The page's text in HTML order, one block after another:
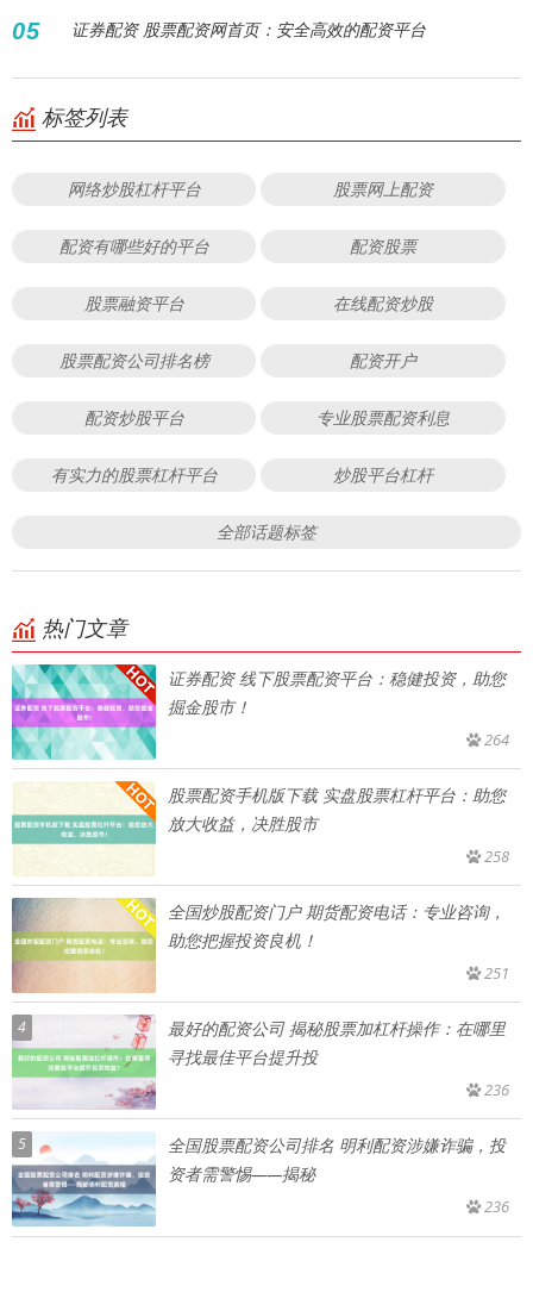
05 证券配资 股票配资网首页：安全高效的配资平台
标签列表
网络炒股杠杆平台 股票网上配资
配资有哪些好的平台 配资股票
股票融资平台 在线配资炒股
股票配资公司排名榜 配资开户
配资炒股平台 专业股票配资利息
有实力的股票杠杆平台 炒股平台杠杆
全部话题标签
热门文章
证券配资 线下股票配资平台：稳健投资，助您
掘金股市！
264
股票配资手机版下载 实盘股票杠杆平台：助您
放大收益，决胜股市
258
全国炒股配资门户 期货配资电话：专业咨询，
助您把握投资良机！
251
4
最好的配资公司 揭秘股票加杠杆操作：在哪里
寻找最佳平台提升投
236
5
全国股票配资公司排名 明利配资涉嫌诈骗，投
资者需警惕——揭秘
236